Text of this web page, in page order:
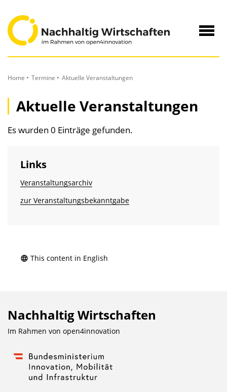
Inhalt
Home Termine Aktuelle Veranstaltungen
Aktuelle Veranstaltungen
Es wurden 0 Einträge gefunden.
Links
Veranstaltungsarchiv
zur Veranstaltungs­bekanntgabe
This content in English
Nachhaltig Wirtschaften
Im Rahmen von open4innovation